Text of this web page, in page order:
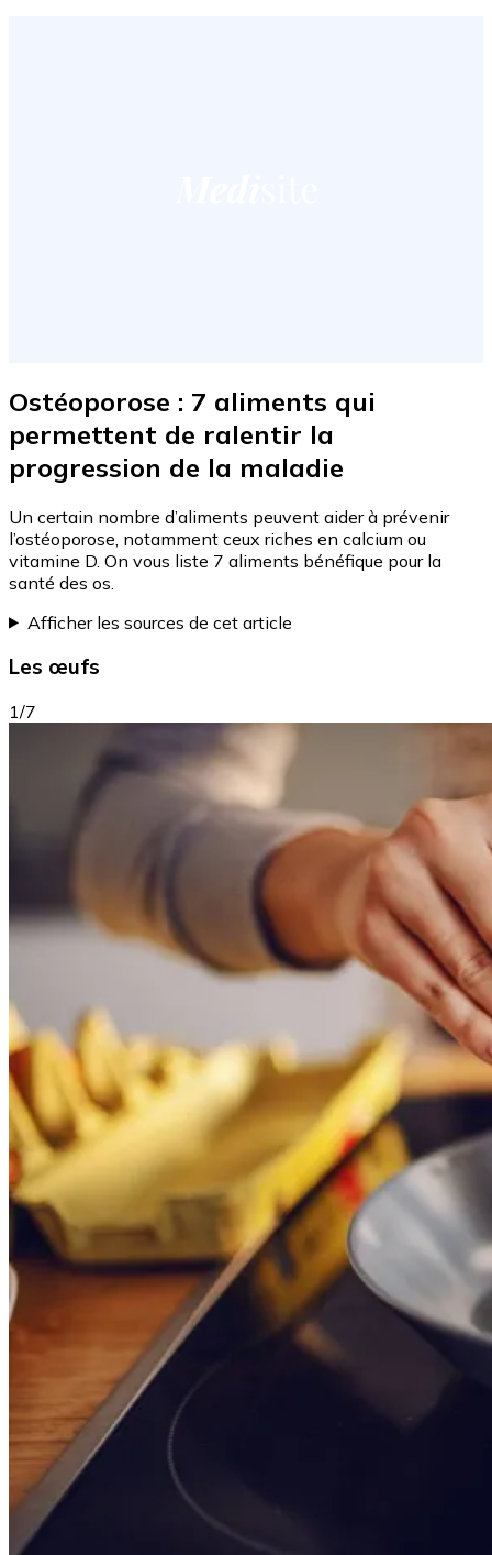
Ostéoporose : 7 aliments qui
permettent de ralentir la
progression de la maladie
Un certain nombre d’aliments peuvent aider à prévenir
l’ostéoporose, notamment ceux riches en calcium ou
vitamine D. On vous liste 7 aliments bénéfique pour la
santé des os.
Afficher les sources de cet article
Les œufs
1/7